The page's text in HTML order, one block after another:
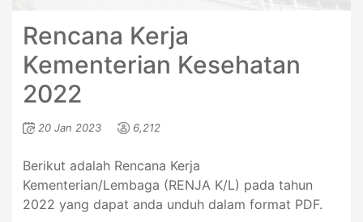
Rencana Kerja
Kementerian Kesehatan
2022
20 Jan 2023 6,212
Berikut adalah Rencana Kerja
Kementerian/Lembaga (RENJA K/L) pada tahun
2022 yang dapat anda unduh dalam format PDF.